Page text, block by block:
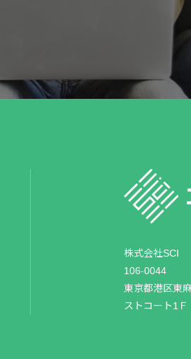
株式会社SCI
106-0044
東京都港区東
ストコート1Ｆ